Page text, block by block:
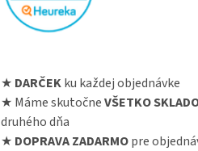
★ DARČEKku každej objednávke
★ Máme skutočneVŠETKO
druhého dňa
★ DOPRAVA ZADARMOpre